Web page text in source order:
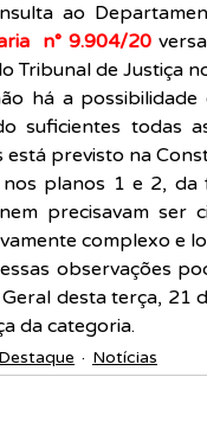
ao
n° 9.904/20
Tribunal de Justiça
há a
suficientes todas
previsto na
planos 1 e 2,
precisavam ser
complexo e
observações
desta terça,
da categoria.
Destaque Notícias